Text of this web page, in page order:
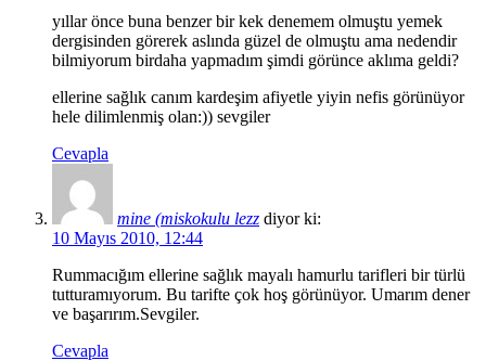
yıllar önce buna benzer bir kek denemem olmuştu yemek
dergisinden görerek aslında güzel de olmuştu ama nedendir
bilmiyorum birdaha yapmadım şimdi görünce aklıma geldi?
ellerine sağlık canım kardeşim afiyetle yiyin nefis görünüyor
hele dilimlenmiş olan:)) sevgiler
Cevapla
mine (miskokulu lezz diyor ki:
10 Mayıs 2010, 12:44
Rummacığım ellerine sağlık mayalı hamurlu tarifleri bir türlü
tutturamıyorum. Bu tarifte çok hoş görünüyor. Umarım dener
ve başarırım.Sevgiler.
Cevapla